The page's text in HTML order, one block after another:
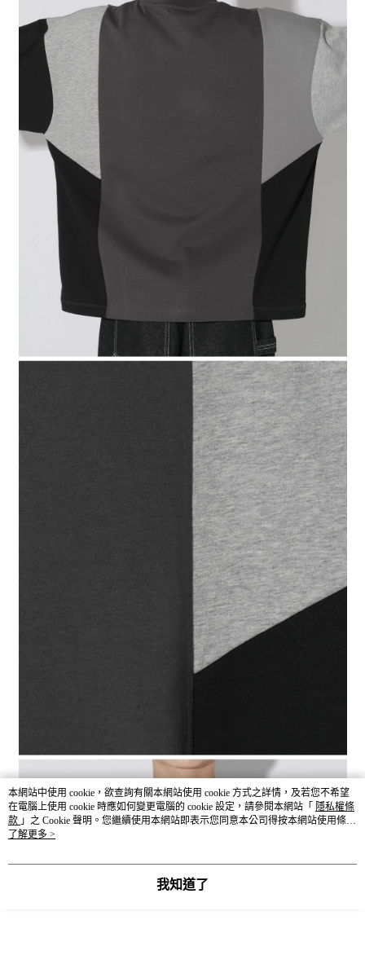
本網站中使用 cookie，欲查詢有關本網站使用 cookie 方式之詳情，及若您不希望
在電腦上使用 cookie 時應如何變更電腦的 cookie 設定，請參閱本網站「 隱私權條
款 」之 Cookie 聲明。您繼續使用本網站即表示您同意本公司得按本網站使用條款
之 Cookie 聲明使用 cookie。
了解更多 >
我知道了